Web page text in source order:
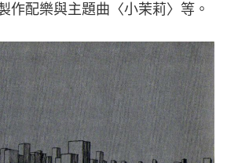
作配樂與主題曲〈小茉莉〉等。